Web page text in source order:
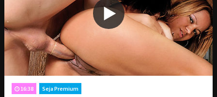
ASSINE PARA TER ACESSO COMPLETO
16:38 Seja Premium